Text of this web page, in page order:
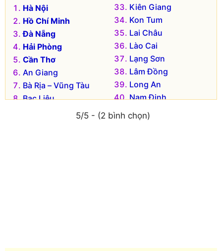
Hà Nội
Hồ Chí Minh
Đà Nẵng
Hải Phòng
Cần Thơ
An Giang
Bà Rịa – Vũng Tàu
Bạc Liêu
Kiên Giang
Kon Tum
Lai Châu
Lào Cai
Lạng Sơn
Lâm Đồng
Long An
Nam Định
Nghệ An
Ninh Bình
5/5 - (2 bình chọn)